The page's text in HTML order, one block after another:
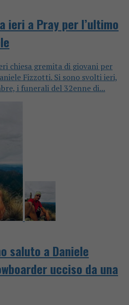
ieri a Pray per l’ultimo
chiesa gremita di giovani per
Fizzotti. Si sono svolti ieri,
i funerali del 32enne di...
saluto a Daniele
ucciso da una